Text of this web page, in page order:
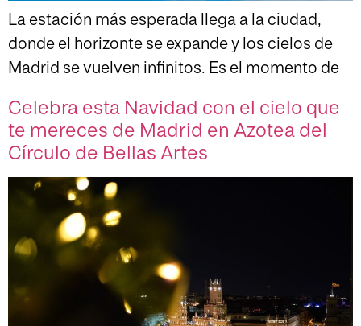
La estación más esperada llega a la ciudad,
donde el horizonte se expande y los cielos de
Madrid se vuelven infinitos. Es el momento de
Celebra esta Navidad con el cielo que
te mereces de Madrid en Azotea del
Círculo de Bellas Artes